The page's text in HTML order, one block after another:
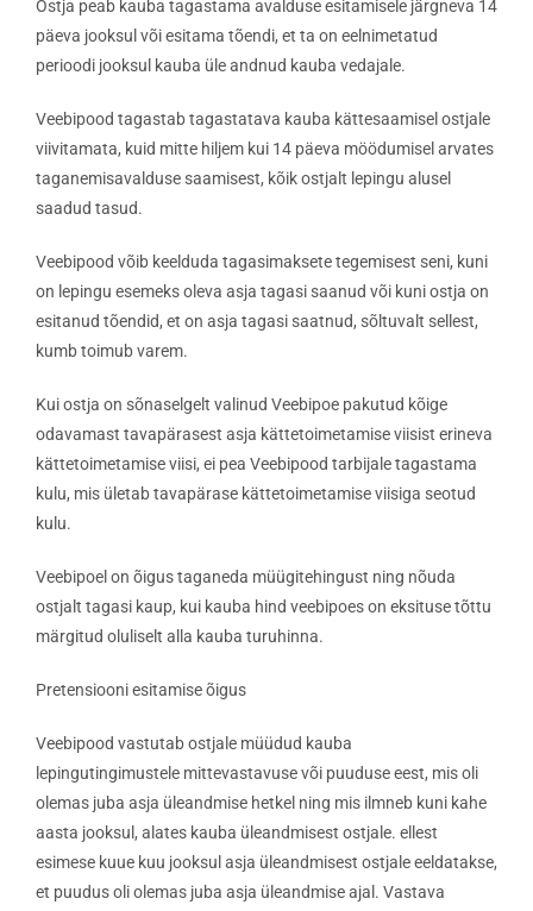
Ostja peab kauba tagastama avalduse esitamisele järgneva 14
päeva jooksul või esitama tõendi, et ta on eelnimetatud
perioodi jooksul kauba üle andnud kauba vedajale.
Veebipood tagastab tagastatava kauba kättesaamisel ostjale
viivitamata, kuid mitte hiljem kui 14 päeva möödumisel arvates
taganemisavalduse saamisest, kõik ostjalt lepingu alusel
saadud tasud.
Veebipood võib keelduda tagasimaksete tegemisest seni, kuni
on lepingu esemeks oleva asja tagasi saanud või kuni ostja on
esitanud tõendid, et on asja tagasi saatnud, sõltuvalt sellest,
kumb toimub varem.
Kui ostja on sõnaselgelt valinud Veebipoe pakutud kõige
odavamast tavapärasest asja kättetoimetamise viisist erineva
kättetoimetamise viisi, ei pea Veebipood tarbijale tagastama
kulu, mis ületab tavapärase kättetoimetamise viisiga seotud
kulu.
Veebipoel on õigus taganeda müügitehingust ning nõuda
ostjalt tagasi kaup, kui kauba hind veebipoes on eksituse tõttu
märgitud oluliselt alla kauba turuhinna.
Pretensiooni esitamise õigus
Veebipood vastutab ostjale müüdud kauba
lepingutingimustele mittevastavuse või puuduse eest, mis oli
olemas juba asja üleandmise hetkel ning mis ilmneb kuni kahe
aasta jooksul, alates kauba üleandmisest ostjale. ellest
esimese kuue kuu jooksul asja üleandmisest ostjale eeldatakse,
et puudus oli olemas juba asja üleandmise ajal. Vastava